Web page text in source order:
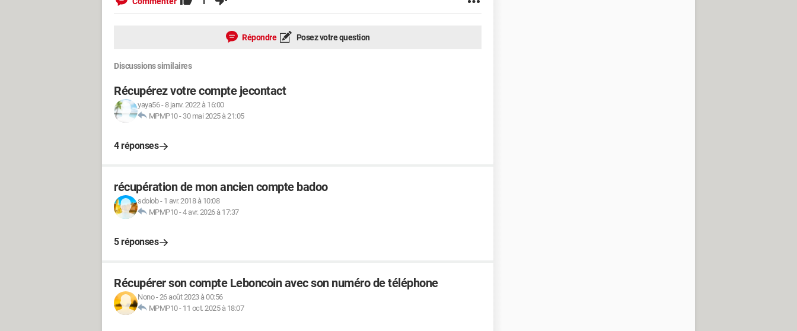
Répondre Posez votre question
Discussions similaires
Récupérez votre compte jecontact
yaya56-8 janv. 2022 à 16:00
MPMP10- 30 mai 2025 à 21:05
4 réponses
récupération de mon ancien compte badoo
sdolob- 1 avr. 2018 à 10:08
MPMP10-4 avr. 2026 à 17:37
5 réponses
Récupérer son compte Leboncoin avec son numéro de téléphone
Nono-26 août 2023 à 00:56
MPMP10- 11 oct. 2025 à 18:07